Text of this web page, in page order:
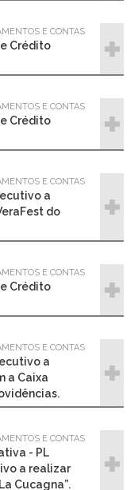
E CONTAS
Crédito
E CONTAS
Crédito
E CONTAS
a
do
E CONTAS
Crédito
E CONTAS
a
a Caixa
E CONTAS
- PL
a realizar
Cucagna”.